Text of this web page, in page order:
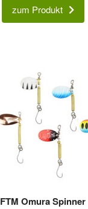
4,70 € 3,95 €.
zum Produkt
FTM Omura Spinner